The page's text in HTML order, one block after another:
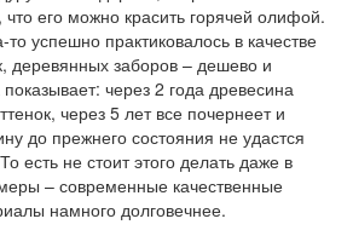
его можно красить горячей олифой.
то успешно практиковалось в качестве
деревянных заборов – дешево и
через 2 года древесина
через 5 лет все почернеет и
до прежнего состояния не удастся
есть не стоит этого делать даже в
– современные качественные
намного долговечнее.